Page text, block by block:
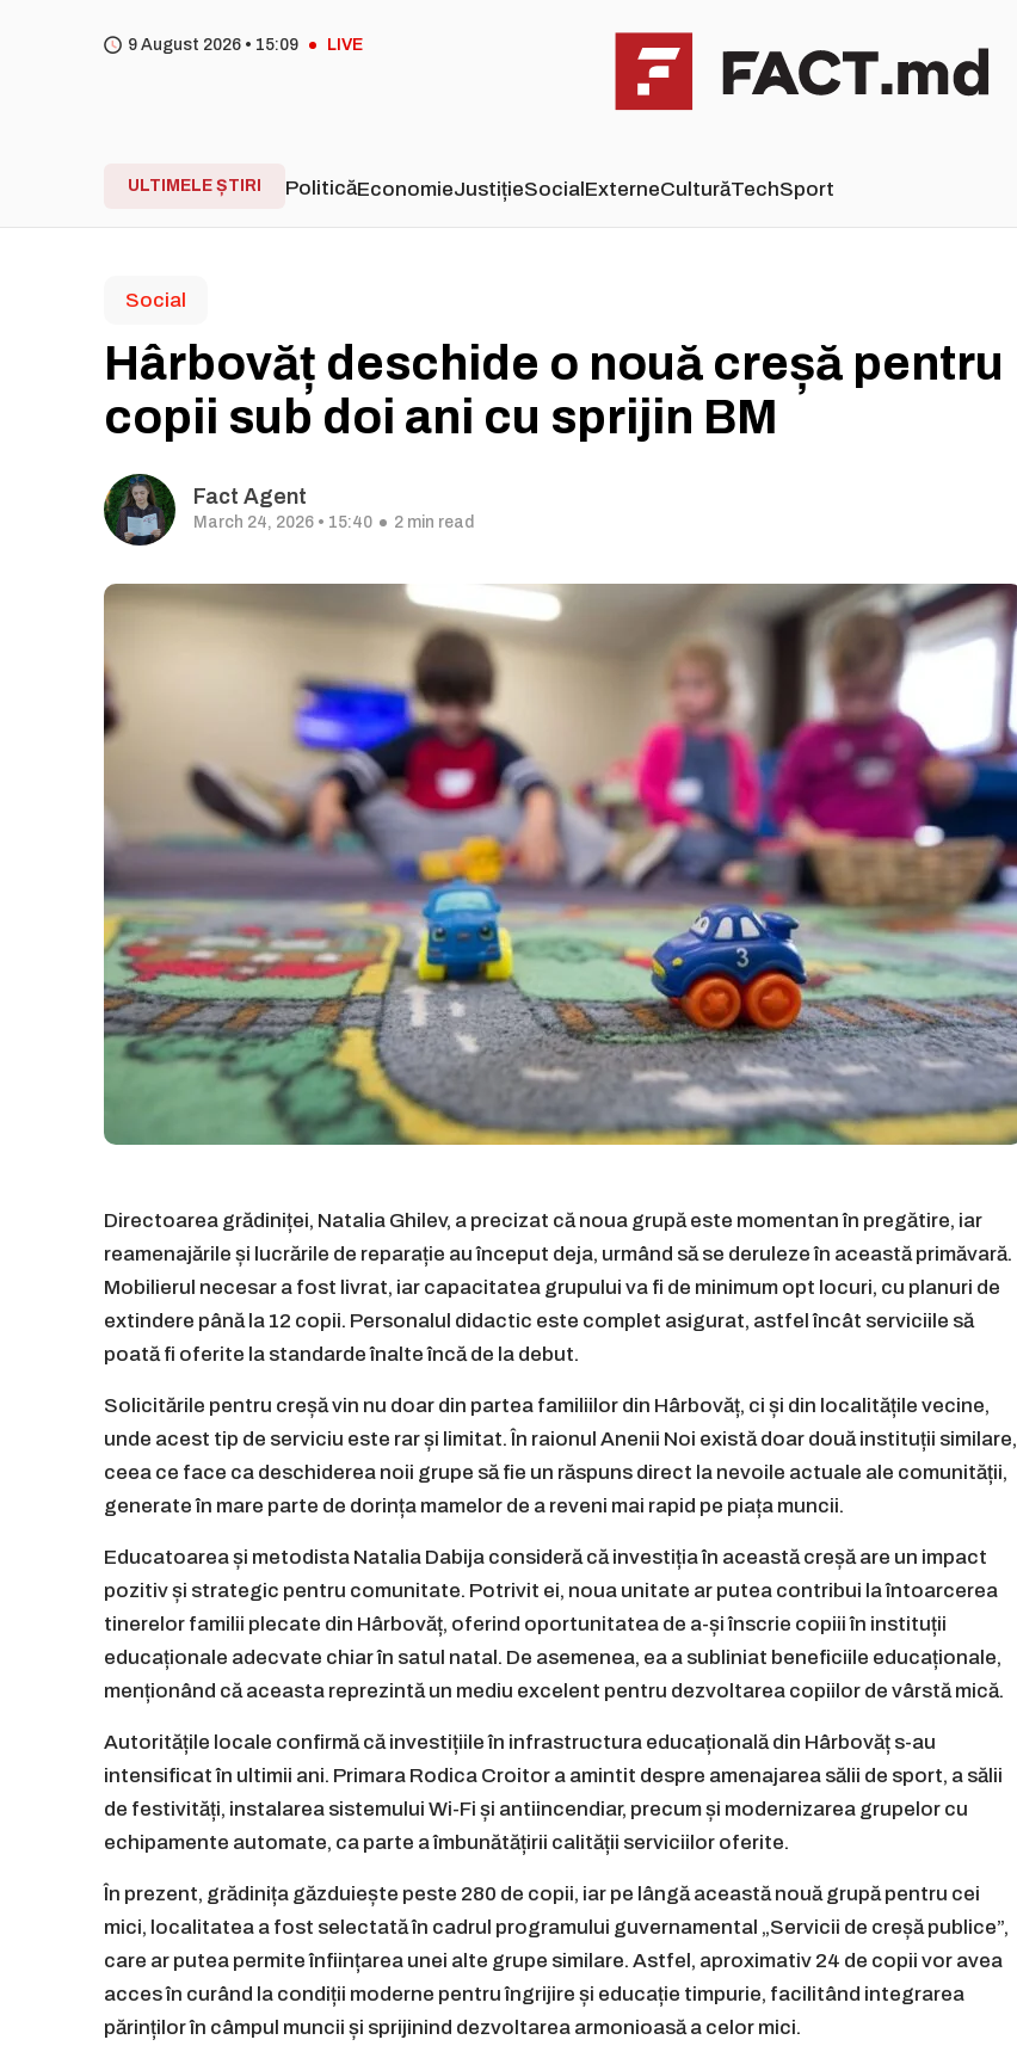
9 August 2026 • 15 09 LIVE
ULTIMELE ȘTIRI PoliticăEconomieJustițieSocialExterneCulturăTechSport
Social
Hârbovăț deschide o nouă creșă pentru
copii sub doi ani cu sprijin BM
Fact Agent
March 24, 2026 • 15:40 2 min read
Directoarea grădiniței, Natalia Ghilev, a precizat că noua grupă este momentan în pregătire, iar
reamenajările și lucrările de reparație au început deja, urmând să se deruleze în această primăvară.
Mobilierul necesar a fost livrat, iar capacitatea grupului va fi de minimum opt locuri, cu planuri de
extindere până la 12 copii. Personalul didactic este complet asigurat, astfel încât serviciile să
poată fi oferite la standarde înalte încă de la debut.
Solicitările pentru creșă vin nu doar din partea familiilor din Hârbovăț, ci și din localitățile vecine,
unde acest tip de serviciu este rar și limitat. În raionul Anenii Noi există doar două instituții similare,
ceea ce face ca deschiderea noii grupe să fie un răspuns direct la nevoile actuale ale comunității,
generate în mare parte de dorința mamelor de a reveni mai rapid pe piața muncii.
Educatoarea și metodista Natalia Dabija consideră că investiția în această creșă are un impact
pozitiv și strategic pentru comunitate. Potrivit ei, noua unitate ar putea contribui la întoarcerea
tinerelor familii plecate din Hârbovăț, oferind oportunitatea de a-și înscrie copiii în instituții
educaționale adecvate chiar în satul natal. De asemenea, ea a subliniat beneficiile educaționale,
menționând că aceasta reprezintă un mediu excelent pentru dezvoltarea copiilor de vârstă mică.
Autoritățile locale confirmă că investițiile în infrastructura educațională din Hârbovăț s-au
intensificat în ultimii ani. Primara Rodica Croitor a amintit despre amenajarea sălii de sport, a sălii
de festivități, instalarea sistemului Wi-Fi și antiincendiar, precum și modernizarea grupelor cu
echipamente automate, ca parte a îmbunătățirii calității serviciilor oferite.
În prezent, grădinița găzduiește peste 280 de copii, iar pe lângă această nouă grupă pentru cei
mici, localitatea a fost selectată în cadrul programului guvernamental „Servicii de creșă publice”,
care ar putea permite înființarea unei alte grupe similare. Astfel, aproximativ 24 de copii vor avea
acces în curând la condiții moderne pentru îngrijire și educație timpurie, facilitând integrarea
părinților în câmpul muncii și sprijinind dezvoltarea armonioasă a celor mici.